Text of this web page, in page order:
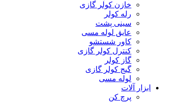
خازن کولر گازی
رله کولر
سینی پشت
عایق لوله مسی
کاور شستشو
کنترل کولر گازی
گاز کولر
گیج کولر گازی
لوله مسی
ابزار آلات
پرچ کن